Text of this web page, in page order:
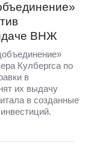
ВНЖ
Кулбергса по
в
их выдачу
в созданные